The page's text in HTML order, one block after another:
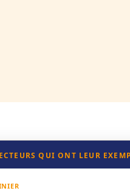
QUI ONT LEUR